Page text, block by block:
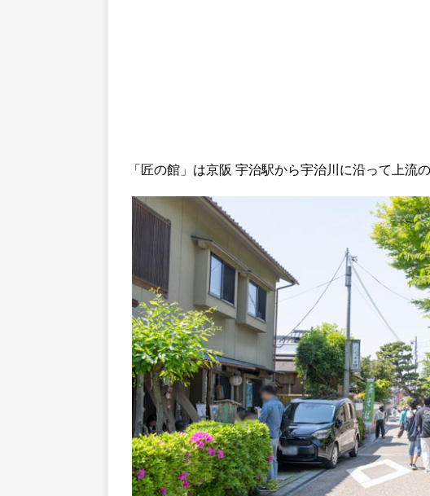
「匠の館」は京阪 宇治駅から宇治川に沿って上流